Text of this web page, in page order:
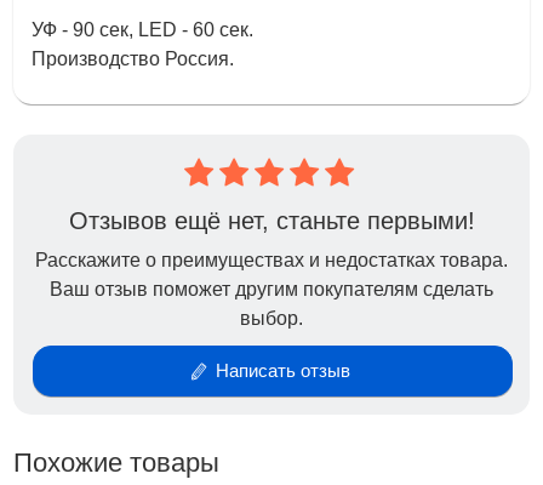
УФ - 90 сек, LED - 60 сек.
Производство Россия.
Отзывов ещё нет, станьте первыми!
Расскажите о преимуществах и недостатках товара.
Ваш отзыв поможет другим покупателям сделать
выбор.
Написать отзыв
Похожие товары